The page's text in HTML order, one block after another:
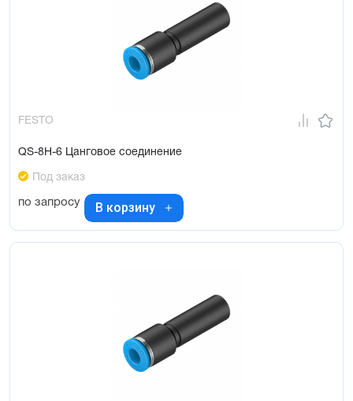
FESTO
QS-8H-6 Цанговое соединение
Под заказ
по запросу В корзину